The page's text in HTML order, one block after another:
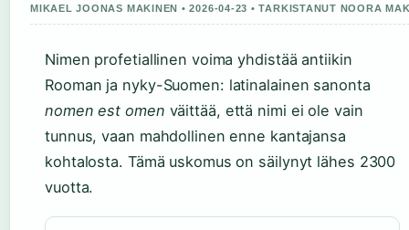
MIKAEL JOONAS MAKINEN • 2026-04-23 • TARKISTANUT NOORA
Nimen profetiallinen voima yhdistää antiikin
Rooman ja nyky-Suomen: latinalainen sanonta
nomen est omen väittää, että nimi ei ole vain
tunnus, vaan mahdollinen enne kantajansa
kohtalosta. Tämä uskomus on säilynyt lähes 2300
vuotta.